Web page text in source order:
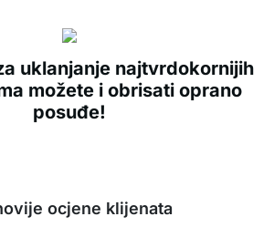
uklanjanje najtvrdokornijih
možete i obrisati oprano
posuđe!
ocjene klijenata